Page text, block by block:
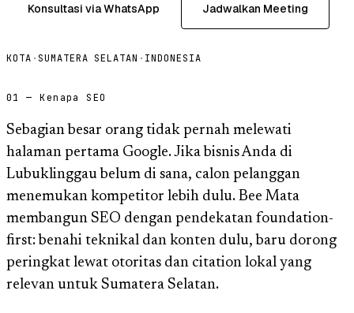
Konsultasi via WhatsApp Jadwalkan Meeting
KOTA · SUMATERA SELATAN · INDONESIA
01 — Kenapa SEO
Sebagian besar orang tidak pernah melewati
halaman pertama Google. Jika bisnis Anda di
Lubuklinggau belum di sana, calon pelanggan
menemukan kompetitor lebih dulu. Bee Mata
membangun SEO dengan pendekatan foundation-
first: benahi teknikal dan konten dulu, baru dorong
peringkat lewat otoritas dan citation lokal yang
relevan untuk Sumatera Selatan.